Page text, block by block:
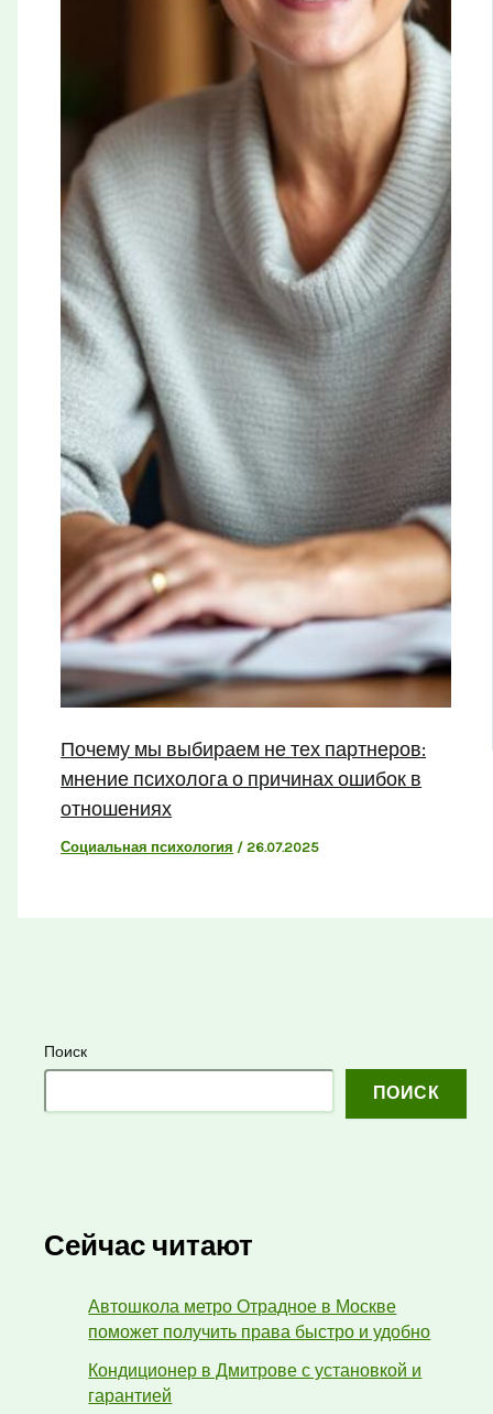
Поиск
ПОИСК
Сейчас читают
Автошкола метро Отрадное в Москве
поможет получить права быстро и удобно
Кондиционер в Дмитрове с установкой и
гарантией
Почему мы выбираем не тех партнеров:
мнение психолога о причинах ошибок в
отношениях
Социальная психология /26.07.2025